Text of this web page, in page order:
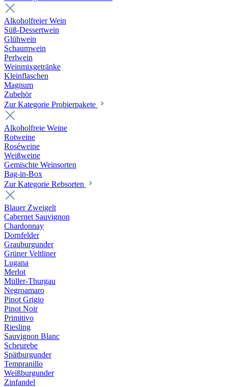
Alkoholfreier Wein
Süß-Dessertwein
Glühwein
Schaumwein
Perlwein
Weinmixgetränke
Kleinflaschen
Magnum
Zubehör
Zur Kategorie Probierpakete
Alkoholfreie Weine
Rotweine
Roséweine
Weißweine
Gemischte Weinsorten
Bag-in-Box
Zur Kategorie Rebsorten
Blauer Zweigelt
Cabernet Sauvignon
Chardonnay
Dornfelder
Grauburgunder
Grüner Veltliner
Lugana
Merlot
Müller-Thurgau
Negroamaro
Pinot Grigio
Pinot Noir
Primitivo
Riesling
Sauvignon Blanc
Scheurebe
Spätburgunder
Tempranillo
Weißburgunder
Zinfandel